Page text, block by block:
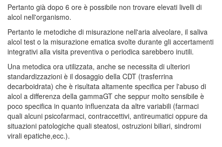
Pertanto già dopo 6 ore è possibile non trovare elevati livelli di
alcol nell'organismo.
Pertanto le metodiche di misurazione nell'aria alveolare, il saliva
alcol test o la misurazione ematica svolte durante gli accertamenti
integrativi alla visita preventiva o periodica sarebbero inutili.
Una metodica ora utilizzata, anche se necessita di ulteriori
standardizzazioni è il dosaggio della CDT (trasferrina
decarboidrata) che è risultata altamente specifica per l'abuso di
alcol a differenza della gammaGT che seppur molto sensibile è
poco specifica in quanto influenzata da altre variabili (farmaci
quali alcuni psicofarmaci, contraccettivi, antireumatici oppure da
situazioni patologiche quali steatosi, ostruzioni biliari, sindromi
virali epatiche,ecc.).